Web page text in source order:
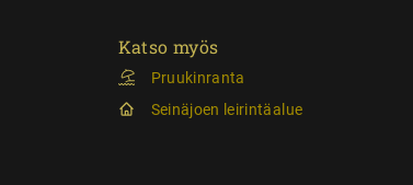
Katso myös
Pruukinranta
Seinäjoen leirintäalue